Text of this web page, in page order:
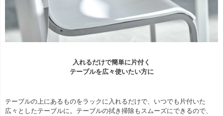
入れるだけで簡単に片付く
テーブルを広々使いたい方に
テーブルの上にあるものをラックに入れるだけで、いつでも片付いた
広々としたテーブルに。テーブルの拭き掃除もスムーズにできるので、